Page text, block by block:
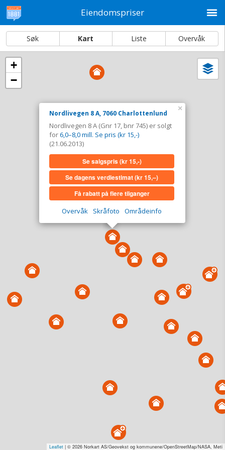
Eiendomspriser
Søk Kart Liste Overvåk
Dato og sortering
Nordlivegen 8 A, 7060 Charlottenlund
21.06.2013
6,0–8,0 mill. Se pris (kr 15,-)
Bolig. Gnr 17 - Bnr 745
Se salgspris(kr 15,-)
Se dagens verdiestimat(kr 15,–)
Få rabatt på flere tilganger
Overvåk område Vis i kart
Vis alle eiendommer i kartet
Vis radon, kvikkleire, årlige trafikkdøgn eller flomfare i
Overvåk og varsle om nye salg i området
Dato solgt er tinglyst dato. 1881 publiserer fortløpende mottatte data etter
Personvern og vilkår
Cookies
Tjenester fra1881 Group
Tfinans.no
i
Nordlivegen 8 A, 7060 Charlottenlund
Nordlivegen 8 A (Gnr 17, bnr 745) er solgt
for6,0–8,0 mill. Se pris (kr 15,-)
(21.06.2013)
Se salgspris(kr 15,-)
Se dagens verdiestimat(kr 15,–)
Få rabatt på flere tilganger
Overvåk
Skråfoto Områdeinfo
×
+
−
Leaflet | © 2026 Norkart AS/Geovekst og kommunene/OpenStreetMap/NASA, Meti